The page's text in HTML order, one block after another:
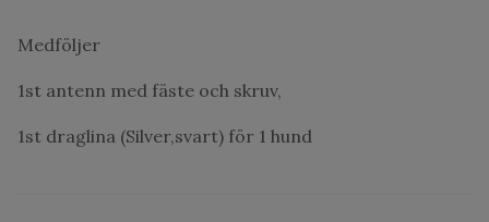
Medföljer
1st antenn med fäste och skruv,
1st draglina (Silver,svart) för 1 hund